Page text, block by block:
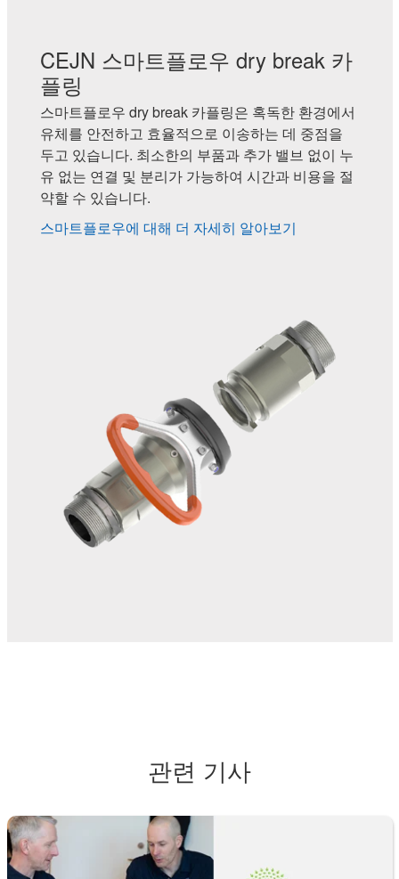
CEJN 스마트플로우 dry break 카
플링
스마트플로우 dry break 카플링은 혹독한 환경에서
유체를 안전하고 효율적으로 이송하는 데 중점을
두고 있습니다. 최소한의 부품과 추가 밸브 없이 누
유 없는 연결 및 분리가 가능하여 시간과 비용을 절
약할 수 있습니다.
스마트플로우에 대해 더 자세히 알아보기
관련 기사